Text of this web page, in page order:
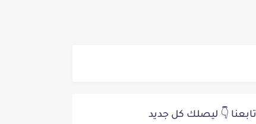
تابعنا 👇 ليصلك كل جديد